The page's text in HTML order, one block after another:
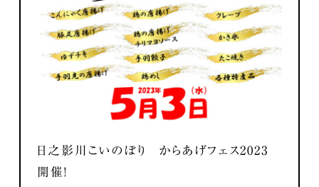
日之影川こいのぼり からあげフェス2023
開催！